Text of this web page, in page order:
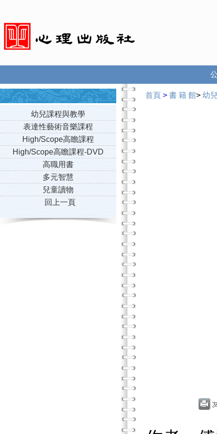
幼兒課程與教學
表達性藝術音樂課程
High/Scope高瞻課程
High/Scope高瞻課程-DVD
高職用書
多元智慧
兒童讀物
回上一頁
首頁 > 書 籍 館> 幼